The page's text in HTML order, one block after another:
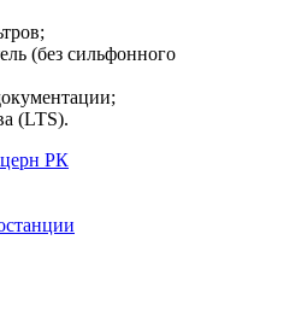
(без сильфонного
(LTS).
РК